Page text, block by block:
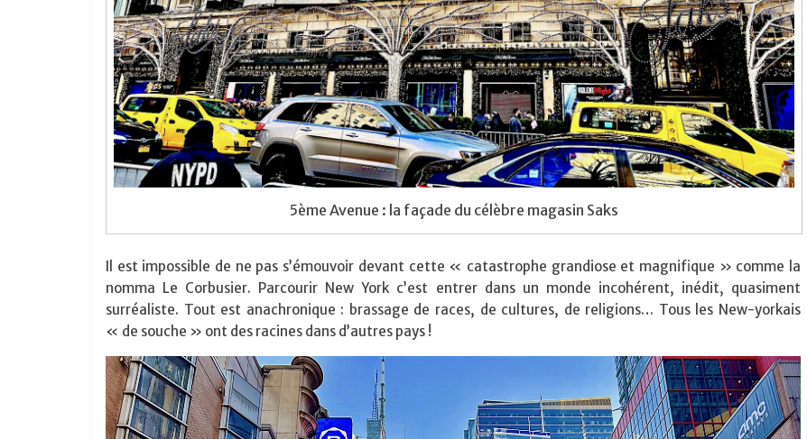
5ème Avenue : la façade du célèbre magasin Saks
Il est impossible de ne pas s’émouvoir devant cette « catastrophe grandiose et magnifique » comme la
nomma Le Corbusier. Parcourir New York c’est entrer dans un monde incohérent, inédit, quasiment
surréaliste. Tout est anachronique : brassage de races, de cultures, de religions… Tous les New-yorkais
« de souche » ont des racines dans d’autres pays !